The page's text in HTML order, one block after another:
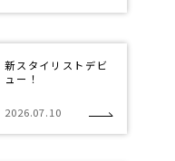
新スタイリストデビ
ュー！
2026.07.10